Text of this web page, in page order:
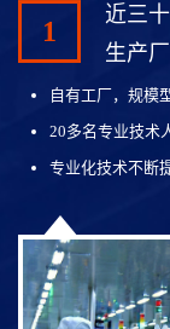
1
近三
生产
自有工厂，规模
20多名专业技术
专业化技术不断